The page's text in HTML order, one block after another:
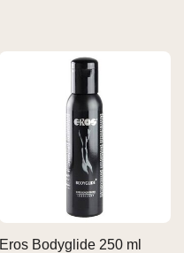
Eros Bodyglide 250 ml